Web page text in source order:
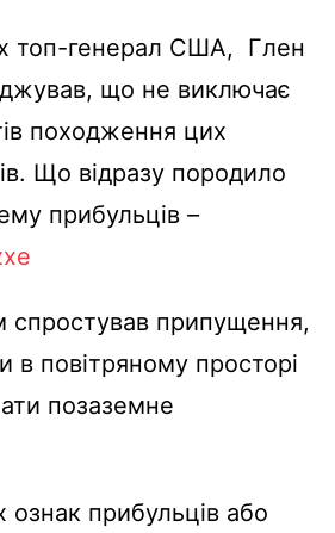
топ-генерал США, Глен
що не виключає
походження цих
Що відразу породило
прибульців –
спростував припущення,
в повітряному просторі
позаземне
прибульців або